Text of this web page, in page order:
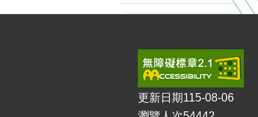
更新日期115-08-06